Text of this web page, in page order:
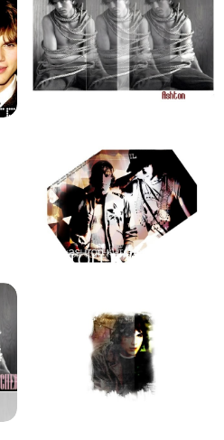
Ashton Kutcher,związany, sznurem
Ashton Kutcher,czapka, daszek